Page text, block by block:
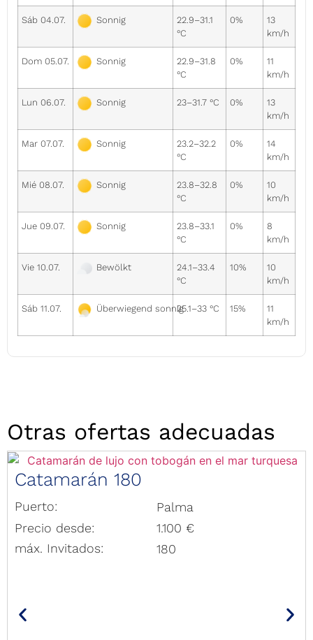
Sáb 04.07. Sonnig
22.9–31.1
°C
0%
13
km/h
Dom 05.07. Sonnig
22.9–31.8
°C
0%
11
km/h
Lun 06.07. Sonnig 23–31.7 °C 0%
13
km/h
Mar 07.07. Sonnig
23.2–32.2
°C
0%
14
km/h
Mié 08.07. Sonnig
23.8–32.8
°C
0%
10
km/h
Jue 09.07. Sonnig
23.8–33.1
°C
0%
8
km/h
Vie 10.07. Bewölkt
24.1–33.4
°C
10%
10
km/h
Sáb 11.07. Überwiegend sonnig25.1–33 °C 15%
11
km/h
Otras ofertas adecuadas
Catamarán 180
Puerto:
Palma
Precio desde:
1.100 €
máx. Invitados:
180